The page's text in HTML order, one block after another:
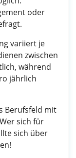
oder
variiert je
zwischen
während
jährlich
Berufsfeld mit
sich für
sich über